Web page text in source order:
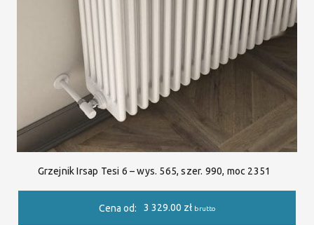
Grzejnik Irsap Tesi 6 – wys. 565, szer. 990, moc 2351
Cena od: 3 329.00 zł brutto